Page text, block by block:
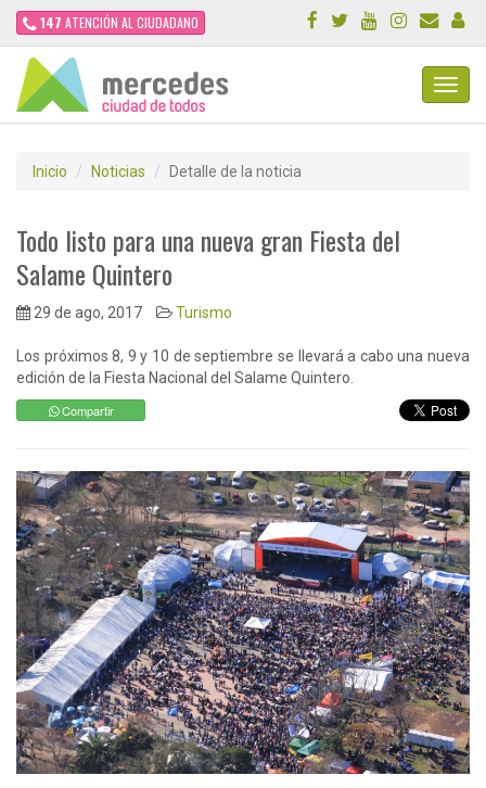
147 ATENCIÓN AL CIUDADANO
Inicio Noticias Detalle de la noticia
Todo listo para una nueva gran Fiesta del
Salame Quintero
29 de ago, 2017 Turismo
Los próximos 8, 9 y 10 de septiembre se llevará a cabo una nueva
edición de la Fiesta Nacional del Salame Quintero.
Compartir